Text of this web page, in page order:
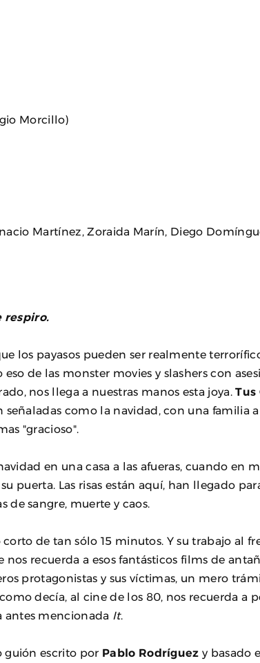
Morcillo)
Martínez, Zoraida Marín, Diego
respiro.
los payasos pueden ser realmente
de las monster movies y slashers con
nos llega a nuestras manos esta joya.Tus
señaladas como la navidad, con una familia
"gracioso".
en una casa a las afueras, cuando en
puerta. Las risas están aquí, han llegado
de sangre, muerte y caos.
de tan sólo 15 minutos. Y su trabajo al
recuerda a esos fantásticos films de
protagonistas y sus víctimas, un mero
decía, al cine de los 80, nos recuerda a
antes mencionada It.
guión escrito por Pablo Rodríguez y basado